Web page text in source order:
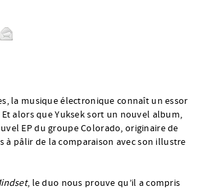
la musique électronique connaît un essor
alors que Yuksek sort un nouvel album,
EP du groupe Colorado, originaire de
à pâlir de la comparaison avec son illustre
, le duo nous prouve qu’il a compris